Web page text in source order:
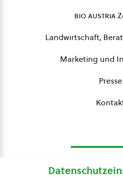
bio austria
Landwirtschaft,
Marketing und
Presse